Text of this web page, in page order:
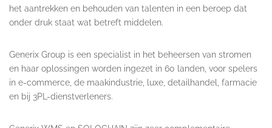
het aantrekken en behouden van talenten in een beroep dat
onder druk staat wat betreft middelen.
Generix Group is een specialist in het beheersen van stromen
en haar oplossingen worden ingezet in 60 landen, voor spelers
in e-commerce, de maakindustrie, luxe, detailhandel, farmacie
en bij 3PL-dienstverleners.